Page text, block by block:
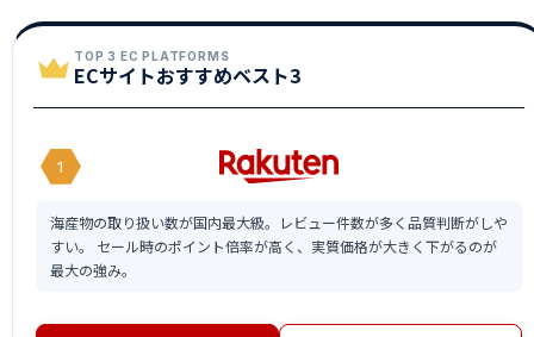
TOP 3 EC PLATFORMS
ECサイトおすすめベスト3
1
海産物の取り扱い数が国内最大級。レビュー件数が多く品質判断がしや
すい。 セール時のポイント倍率が高く、実質価格が大きく下がるのが
最大の強み。